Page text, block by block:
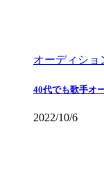
オーディショ
40代でも歌手オ
2022/10/6